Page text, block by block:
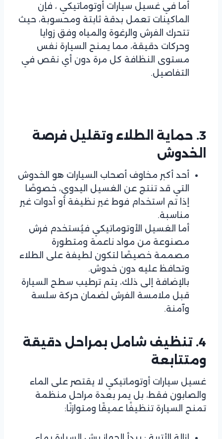
أما في غسيل سيارات أوتوماتيكي ، فإن
الماكينات تعمل بدقة ثابتة ومحسوبة، حيث
تتحرك الفرش والرغوة والمياه وفق زوايا
وحركات دقيقة، مما يمنح السيارة نفس
مستوى النظافة كل مرة دون أي نقص في
التفاصيل.
3. حماية الطلاء وتقليل فرصة
الخدوش
أحد أكبر مخاوف أصحاب السيارات هو الخدوش
التي قد تنتج عن الغسيل اليدوي، خصوصًا
إذا تم استخدام فوط غير نظيفة أو أدوات غير
مناسبة.
أما الغسيل الأوتوماتيكي فيُستخدم فرش
مصنوعة من مواد ناعمة ومتطورة
مصممة خصيصًا لتكون لطيفة على الطلاء
وتحافظ عليه دون خدوش.
بالإضافة إلى ذلك، يتم ترطيب سطح السيارة
قبل ملامسة الفرش لضمان حركة سلسة
وآمنة.
4. تنظيف شامل بمراحل دقيقة
ومتتابعة
غسيل سيارات أوتوماتيكي لا يقتصر على الماء
والصابون فقط، بل يمر بعدة مراحل منظمة
تمنح السيارة تنظيفًا عميقًا ومتوازنًا: